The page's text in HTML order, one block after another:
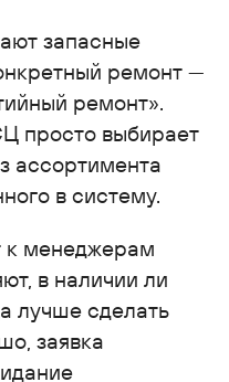
запасные
ремонт —
ремонт».
просто выбирает
ассортимента
в систему.
к менеджерам
в наличии ли
лучше сделать
заявка